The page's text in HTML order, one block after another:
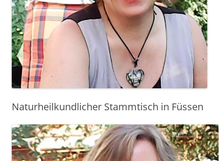
Naturheilkundlicher Stammtisch in Füssen